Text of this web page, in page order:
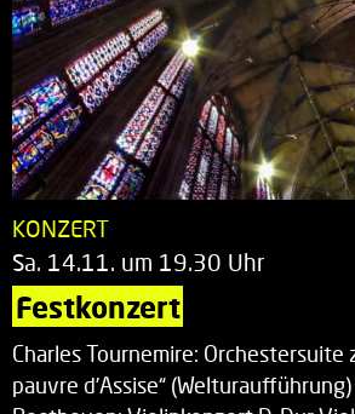
KONZERT
Sa. 14.11. um 19.30 Uhr
Festkonzert
Charles Tournemire: Orchestersuite
pauvre d’Assise“